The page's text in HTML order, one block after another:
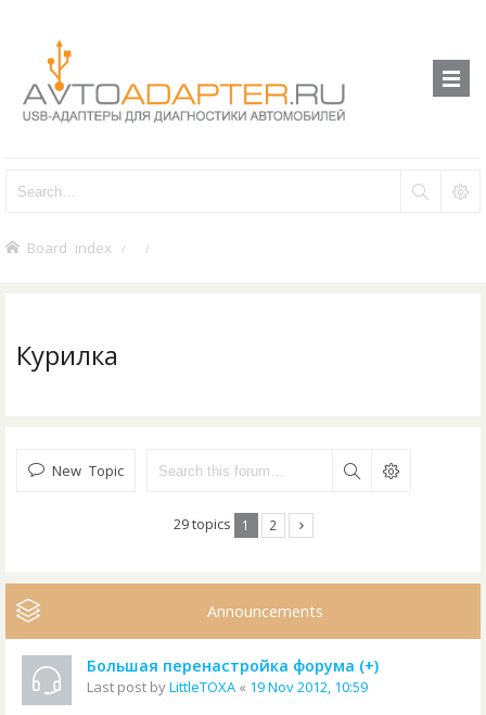
Board index
Курилка
New Topic
29 topics 1 2
Announcements
Большая перенастройка форума (+)
Last post byLittleTOXA « 19 Nov 2012, 10:59